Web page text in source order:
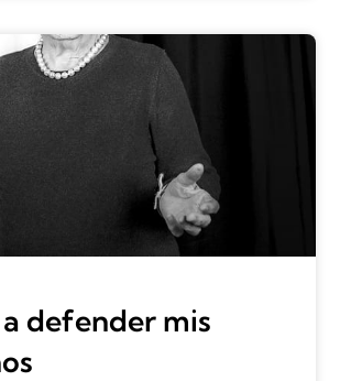
defender mis